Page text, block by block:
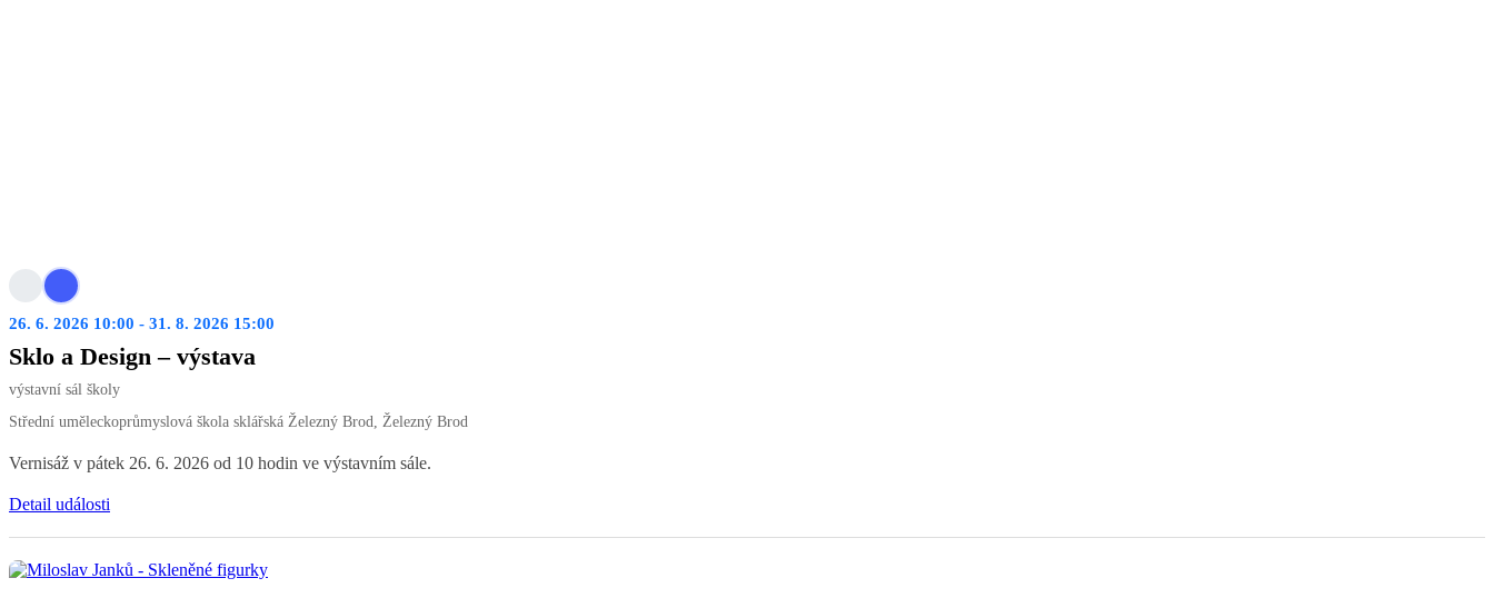
26. 6. 2026 10:00 - 31. 8. 2026 15:00
Sklo a Design – výstava
výstavní sál školy
Střední uměleckoprůmyslová škola sklářská Železný Brod, Železný Brod
Vernisáž v pátek 26. 6. 2026 od 10 hodin ve výstavním sále.
Detail události